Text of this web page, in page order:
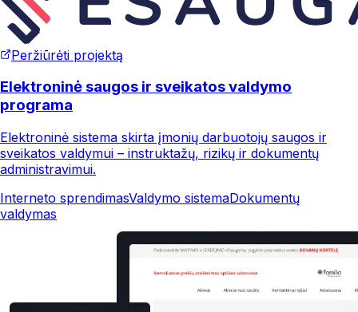
Peržiūrėti projektą
Elektroninė saugos ir sveikatos valdymo
programa
Elektroninė sistema skirta įmonių darbuotojų saugos ir
sveikatos valdymui – instruktažų, rizikų ir dokumentų
administravimui.
Interneto sprendimasValdymo sistemaDokumentų
valdymas